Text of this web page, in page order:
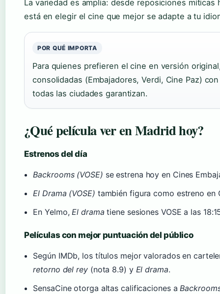
La variedad es amplia: desde reposiciones
está en elegir el cine que mejor se adapte a tu
POR QUÉ IMPORTA
Para quienes prefieren el cine en versión
consolidadas (Embajadores, Verdi, Cine Paz)
todas las ciudades garantizan.
¿Qué película ver en Madrid hoy?
Estrenos del día
Backrooms (VOSE) se estrena hoy en Cines
El Drama (VOSE) también figura como estreno en
En Yelmo,El drama tiene sesiones VOSE a las
Películas con mejor puntuación del público
Según IMDb, los títulos mejor valorados en
retorno del rey(nota 8.9) y El drama.
SensaCine otorga altas calificaciones a